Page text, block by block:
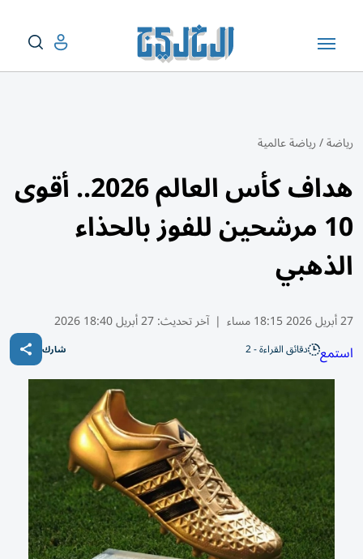
رياضة/رياضة عالمية
هداف كأس العالم 2026.. أقوى
10 مرشحين للفوز بالحذاء
الذهبي
27 أبريل 2026 18:15 مساء | آخر تحديث:27 أبريل 18:40 2026
استمع دقائق القراءة - 2 شارك